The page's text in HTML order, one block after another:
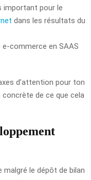
important pour le
dans les résultats du
commerce en SAAS
d’attention pour ton
de ce que cela
le dépôt de bilan